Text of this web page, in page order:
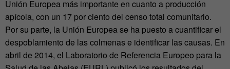
Unión Europea más importante en cuanto a producción
apícola, con un 17 por ciento del censo total comunitario.
Por su parte, la Unión Europea se ha puesto a cuantificar el
despoblamiento de las colmenas e identificar las causas. En
abril de 2014, el Laboratorio de Referencia Europeo para la